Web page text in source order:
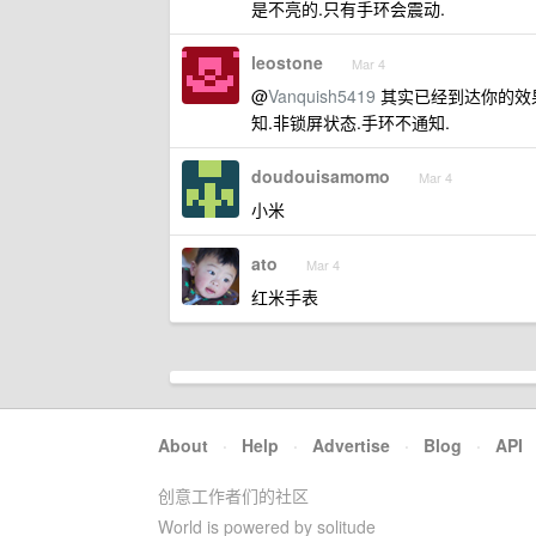
是不亮的.只有手环会震动.
leostone Mar 4
@Vanquish5419 其实已经到达你的
知.非锁屏状态.手环不通知.
doudouisamomo Mar 4
小米
ato Mar 4
红米手表
About · Help · Advertise · Blog · API
创意工作者们的社区
World is powered by solitude